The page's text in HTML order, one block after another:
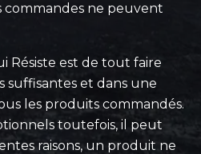
commandes ne peuvent
Résiste est de tout faire
et dans une
les produits commandés.
toutefois, il peut
raisons, un produit ne